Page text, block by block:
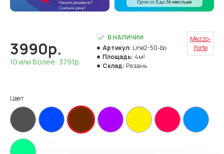
3990р.
10 или более: 3791р.
В НАЛИЧИИ
Артикул: Line2-50-bo
Площадь: 4м²
Склад: Рязань
Mezzo-
Forte
Цвет